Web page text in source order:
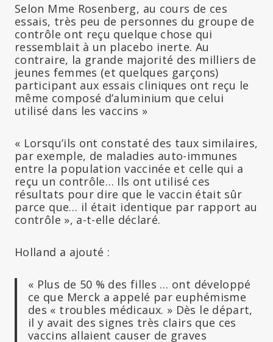
Selon Mme Rosenberg, au cours de ces
essais, très peu de personnes du groupe de
contrôle ont reçu quelque chose qui
ressemblait à un placebo inerte. Au
contraire, la grande majorité des milliers de
jeunes femmes (et quelques garçons)
participant aux essais cliniques ont reçu le
même composé d’aluminium que celui
utilisé dans les vaccins »
« Lorsqu’ils ont constaté des taux similaires,
par exemple, de maladies auto-immunes
entre la population vaccinée et celle qui a
reçu un contrôle… Ils ont utilisé ces
résultats pour dire que le vaccin était sûr
parce que… il était identique par rapport au
contrôle », a-t-elle déclaré.
Holland a ajouté :
« Plus de 50 % des filles … ont développé
ce que Merck a appelé par euphémisme
des « troubles médicaux. » Dès le départ,
il y avait des signes très clairs que ces
vaccins allaient causer de graves